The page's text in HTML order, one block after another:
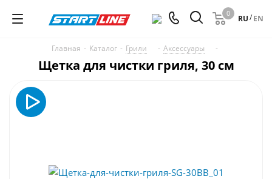
0
RU/EN
Главная - Каталог - Грили - Аксессуары -
Щетка для чистки гриля, 30 см